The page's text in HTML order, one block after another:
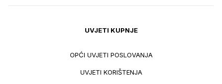
UVJETI KUPNJE
OPĆI UVJETI POSLOVANJA
UVJETI KORIŠTENJA